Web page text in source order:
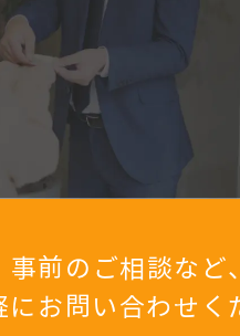
事前のご相談など
にお問い合わせく